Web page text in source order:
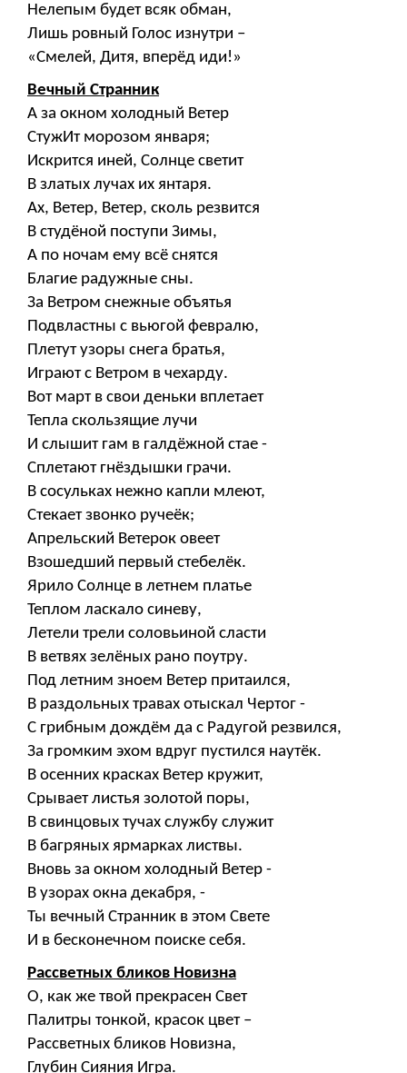
Нелепым будет всяк обман,
Лишь ровный Голос изнутри –
«Смелей, Дитя, вперёд иди!»
Вечный Странник
А за окном холодный Ветер
СтужИт морозом января;
Искрится иней, Солнце светит
В златых лучах их янтаря.
Ах, Ветер, Ветер, сколь резвится
В студёной поступи Зимы,
А по ночам ему всё снятся
Благие радужные сны.
За Ветром снежные объятья
Подвластны с вьюгой февралю,
Плетут узоры снега братья,
Играют с Ветром в чехарду.
Вот март в свои деньки вплетает
Тепла скользящие лучи
И слышит гам в галдёжной стае -
Сплетают гнёздышки грачи.
В сосульках нежно капли млеют,
Стекает звонко ручеёк;
Апрельский Ветерок овеет
Взошедший первый стебелёк.
Ярило Солнце в летнем платье
Теплом ласкало синеву,
Летели трели соловьиной сласти
В ветвях зелёных рано поутру.
Под летним зноем Ветер притаился,
В раздольных травах отыскал Чертог -
С грибным дождём да с Радугой резвился,
За громким эхом вдруг пустился наутёк.
В осенних красках Ветер кружит,
Срывает листья золотой поры,
В свинцовых тучах службу служит
В багряных ярмарках листвы.
Вновь за окном холодный Ветер -
В узорах окна декабря, -
Ты вечный Странник в этом Свете
И в бесконечном поиске себя.
Рассветных бликов Новизна
О, как же твой прекрасен Свет
Палитры тонкой, красок цвет –
Рассветных бликов Новизна,
Глубин Сияния Игра.